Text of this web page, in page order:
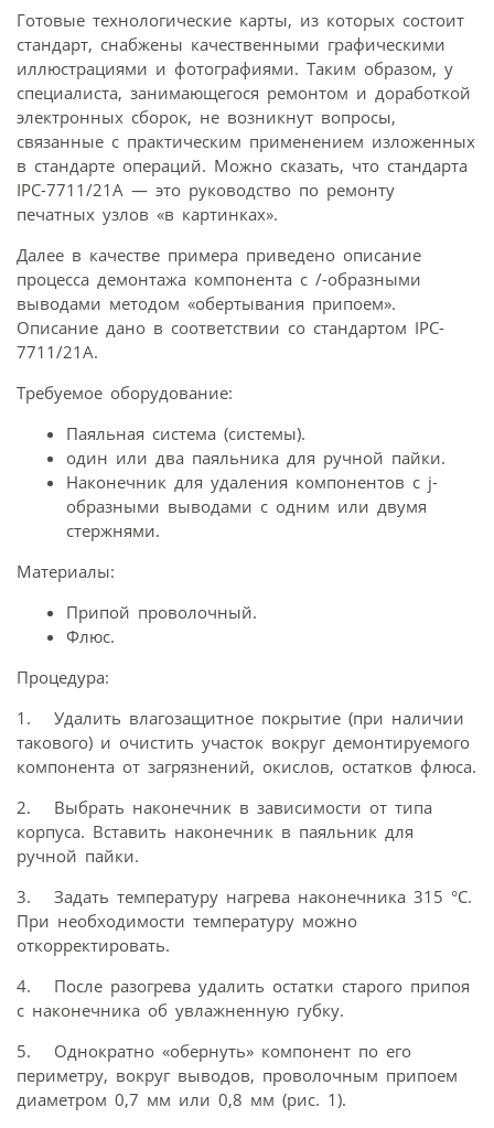
Готовые технологические карты, из которых состоит
стандарт, снабжены качественными графическими
иллюстрациями и фотографиями. Таким образом, у
специалиста, занимающегося ремонтом и доработкой
электронных сборок, не возникнут вопросы,
связанные с практическим применением изложенных
в стандарте операций. Можно сказать, что стандарта
IPC-7711/21A — это руководство по ремонту
печатных узлов «в картинках».
Далее в качестве примера приведено описание
процесса демонтажа компонента с /-образными
выводами методом «обертывания припоем».
Описание дано в соответствии со стандартом IPC-
7711/21A.
Требуемое оборудование:
Паяльная система (системы).
один или два паяльника для ручной пайки.
Наконечник для удаления компонентов с j-
образными выводами с одним или двумя
стержнями.
Материалы:
Припой проволочный.
Флюс.
Процедура:
1. Удалить влагозащитное покрытие (при наличии
такового) и очистить участок вокруг демонтируемого
компонента от загрязнений, окислов, остатков флюса.
2. Выбрать наконечник в зависимости от типа
корпуса. Вставить наконечник в паяльник для
ручной пайки.
3. Задать температуру нагрева наконечника 315 °С.
При необходимости температуру можно
откорректировать.
4. После разогрева удалить остатки старого припоя
с наконечника об увлажненную губку.
5. Однократно «обернуть» компонент по его
периметру, вокруг выводов, проволочным припоем
диаметром 0,7 мм или 0,8 мм (рис. 1).